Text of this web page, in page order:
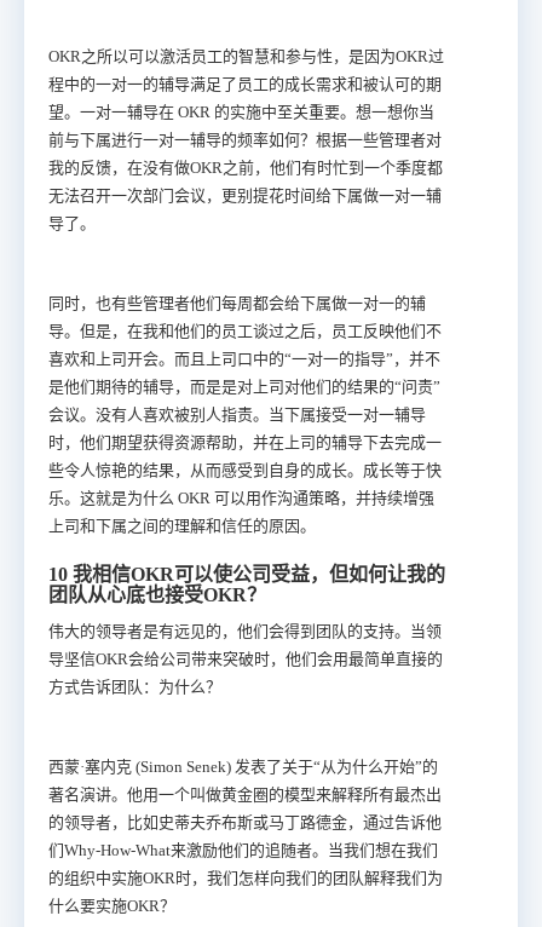
OKR之所以可以激活员工的智慧和参与性，是因为OKR过
程中的一对一的辅导满足了员工的成长需求和被认可的期
望。一对一辅导在 OKR 的实施中至关重要。想一想你当
前与下属进行一对一辅导的频率如何？根据一些管理者对
我的反馈，在没有做OKR之前，他们有时忙到一个季度都
无法召开一次部门会议，更别提花时间给下属做一对一辅
导了。
同时，也有些管理者他们每周都会给下属做一对一的辅
导。但是，在我和他们的员工谈过之后，员工反映他们不
喜欢和上司开会。而且上司口中的“一对一的指导”，并不
是他们期待的辅导，而是是对上司对他们的结果的“问责”
会议。没有人喜欢被别人指责。当下属接受一对一辅导
时，他们期望获得资源帮助，并在上司的辅导下去完成一
些令人惊艳的结果，从而感受到自身的成长。成长等于快
乐。这就是为什么 OKR 可以用作沟通策略，并持续增强
上司和下属之间的理解和信任的原因。
10 我相信OKR可以使公司受益，但如何让我的
团队从心底也接受OKR？
伟大的领导者是有远见的，他们会得到团队的支持。当领
导坚信OKR会给公司带来突破时，他们会用最简单直接的
方式告诉团队：为什么？
西蒙·塞内克 (Simon Senek) 发表了关于“从为什么开始”的
著名演讲。他用一个叫做黄金圈的模型来解释所有最杰出
的领导者，比如史蒂夫乔布斯或马丁路德金，通过告诉他
们Why-How-What来激励他们的追随者。当我们想在我们
的组织中实施OKR时，我们怎样向我们的团队解释我们为
什么要实施OKR？